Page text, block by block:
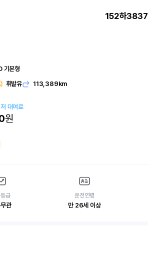
152하3837
기본형
휘발유 113,389km
대여료
원
급
관
운전연령
만 26세 이상